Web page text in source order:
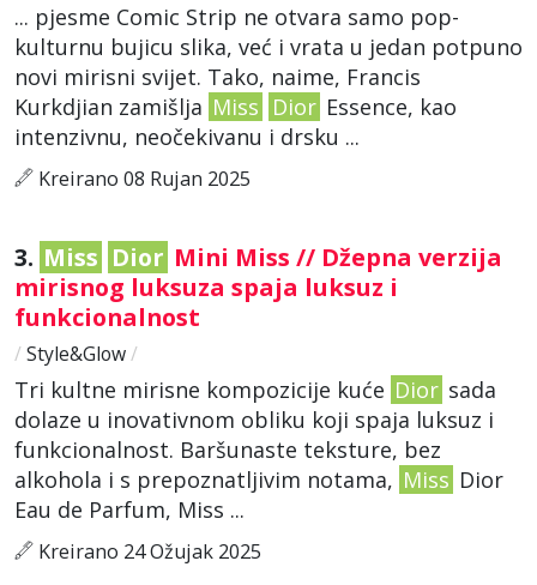
... pjesme Comic Strip ne otvara samo pop-
kulturnu bujicu slika, već i vrata u jedan potpuno
novi mirisni svijet. Tako, naime, Francis
Kurkdjian zamišlja Miss Dior Essence, kao
intenzivnu, neočekivanu i drsku ...
Kreirano 08 Rujan 2025
3. Miss Dior Mini Miss // Džepna verzija
mirisnog luksuza spaja luksuz i
funkcionalnost
/ Style&Glow/
Tri kultne mirisne kompozicije kuće Dior sada
dolaze u inovativnom obliku koji spaja luksuz i
funkcionalnost. Baršunaste teksture, bez
alkohola i s prepoznatljivim notama, Miss Dior
Eau de Parfum, Miss ...
Kreirano 24 Ožujak 2025